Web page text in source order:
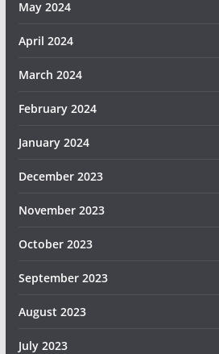
May 2024
April 2024
March 2024
February 2024
January 2024
December 2023
November 2023
October 2023
September 2023
August 2023
July 2023